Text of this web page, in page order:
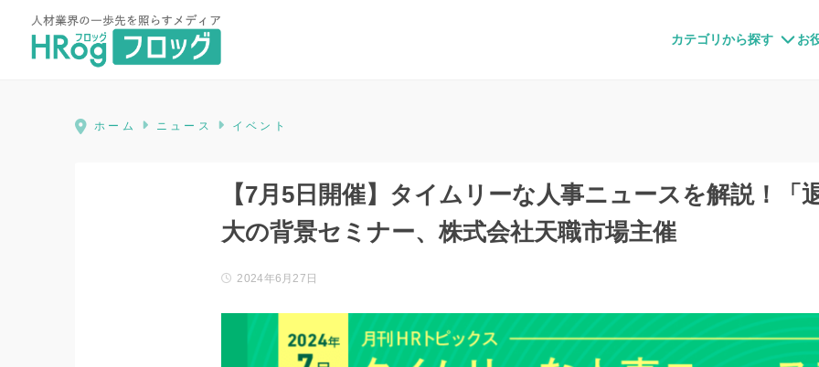
カテゴリから探す お
HRog | 人材業界の一歩先を照らすメディア
ホーム ニュース イベント
【7月5日開催】タイムリーな人事ニュースを解説！「
大の背景セミナー、株式会社天職市場主催
2024年6月27日